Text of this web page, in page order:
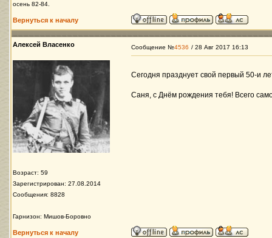
осень 82-84.
Вернуться к началу
Алексей Власенко
Возраст: 59
Зарегистрирован: 27.08.2014
Сообщения: 8828
Гарнизон: Мишов-Боровно
Сообщение №4536 / 28 Авг 2017 16:13
Сегодня празднует свой первый 50-и
Саня, с Днём рождения тебя! Всего
Вернуться к началу